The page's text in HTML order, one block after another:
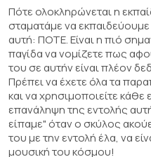
Πότε ολοκληρώνεται η
σταματάμε να
αυτή: ΠΟΤΕ. Είναι η πιό
παγίδα να νομίζετε πως
του σε αυτήν είναι πλέον
Πρέπει να έχετε όλα τα
και να χρησιμοποιείτε κάθε
επανάληψη της εντολής
είπαμε" όταν ο σκύλος
του με την εντολή έλα, να
μουσική του κόσμου!